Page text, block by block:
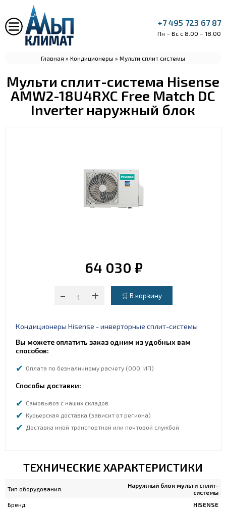
+7 495 723 67 87
Пн – Вс с 8.00 – 18.00
Главная » Кондиционеры » Мульти сплит системы
Мульти сплит-система Hisense
AMW2-18U4RXC Free Match DC
Inverter наружный блок
64 030 ₽
-
+
Кондиционеры Hisense - инверторные сплит-системы
Вы можете оплатить заказ одним из удобных вам
способов:
Оплата по безналичному расчету (ООО, ИП)
Способы доставки:
Самовывоз с наших складов
Курьерская доставка (зависит от региона)
Доставка иной транспортной или почтовой службой
ТЕХНИЧЕСКИЕ ХАРАКТЕРИСТИКИ
Тип оборудования:
Наружный блок мульти сплит-
системы
Бренд:
HISENSE